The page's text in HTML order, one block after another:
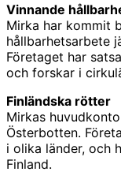
Vinnande
Mirka har kommit
hållbarhetsarbete
Företaget har
och forskar i
Finländska rötter
Mirkas
Österbotten.
i olika länder, och
Finland.